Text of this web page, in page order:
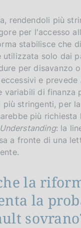
rendendoli più
per l'accesso
stabilisce che
utilizzata solo dai
per disavanzo
e prevede
variabili di finanza
stringenti, per
più richiesta
: la
a fronte di una
la
la